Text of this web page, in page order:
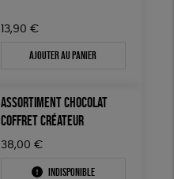
13,90 €
Ajouter au panier
ASSORTIMENT CHOCOLAT
COFFRET CRÉATEUR
38,00 €
Indisponible